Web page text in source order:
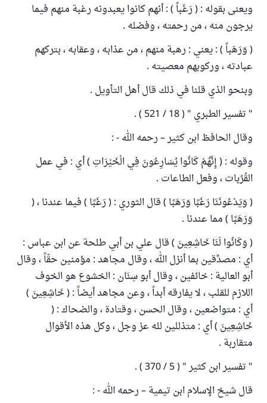
ويعنى بقوله : ( رَغَباً ) : أنهم كانوا يعبدونه رغبة منهم فيما
يرجون منه ، من رحمته ، وفضله .
( وَرَهَباً ) : يعني : رهبة منهم ، من عذابه ، وعقابه ، بتركهم
عبادته ، وركوبهم معصيته .
وبنحو الذي قلنا في ذلك قال أهل التأويل .
" تفسير الطبري " ( 18 / 521 ) .
وقال الحافظ ابن كثير – رحمه الله - :
وقوله : ( إِنَّهُمْ كَانُوا يُسَارِعُونَ فِي الْخَيْرَاتِ ) أي : في عمل
القُرُبات ، وفعل الطاعات .
( وَيَدْعُونَنَا رَغَبًا وَرَهَبًا ) قال الثوري : ( رَغَبًا ) فيما عندنا ، (
وَرَهَبًا ) مما عندنا .
( وَكَانُوا لَنَا خَاشِعِينَ ) قال علي بن أبي طلحة عن ابن عباس :
أي : مصدِّقين بما أنزل الله ، وقال مجاهد : مؤمنين حقّاً ، وقال
أبو العالية : خائفين ، وقال أبو سِنَان : الخشوع هو الخوف
اللازم للقلب ، لا يفارقه أبداً ، وعن مجاهد أيضاً : ( خَاشِعِينَ )
أي : متواضعين ، وقال الحسن ، وقتادة ، والضحاك : (
خَاشِعِينَ ) أي : متذللين لله عز وجل ، وكل هذه الأقوال
متقاربة .
" تفسير ابن كثير " ( 5 / 370 ) .
قال شيخ الإسلام ابن تيمية – رحمه الله - :